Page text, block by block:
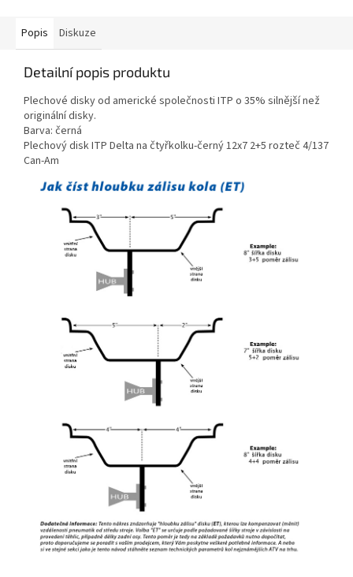
Popis Diskuze
Detailní popis produktu
Plechové disky od americké společnosti ITP o 35% silnější než
originální disky.
Barva: černá
Plechový disk ITP Delta na čtyřkolku-černý 12x7 2+5 rozteč 4/137
Can-Am